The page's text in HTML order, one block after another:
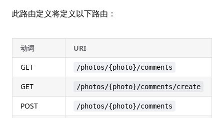
此路由定义将定义以下路由：
动词 URI
GET
/photos/{photo}/comments
GET /photos/{photo}/comments/create
POST /photos/{photo}/comments